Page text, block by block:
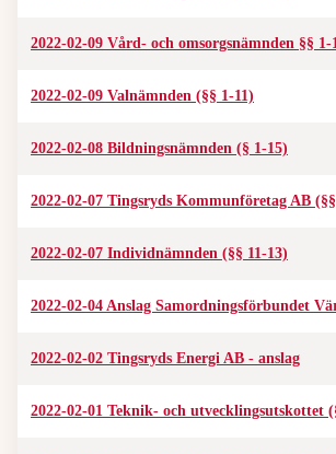
2022-02-09 Vård- och omsorgsnämnden §§ 1-
2022-02-09 Valnämnden (§§ 1-11)
2022-02-08 Bildningsnämnden (§ 1-15)
2022-02-07 Tingsryds Kommunföretag AB
2022-02-07 Individnämnden (§§ 11-13)
2022-02-04 Anslag Samordningsförbundet
2022-02-02 Tingsryds Energi AB - anslag
2022-02-01 Teknik- och utvecklingsutskottet